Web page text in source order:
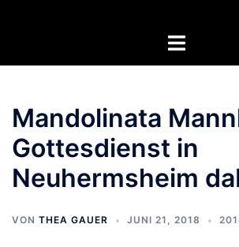
Menü
Mandolinata
Gottesdienst in
Neuhermsheim
VON THEA GAUER JUNI 21, 2018